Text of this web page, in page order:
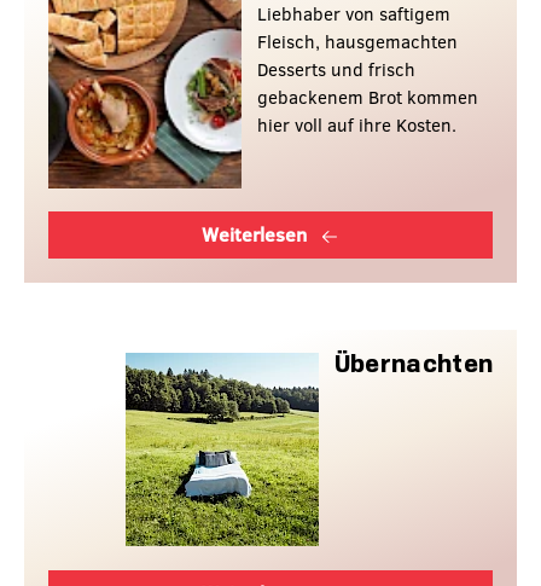
Liebhaber von saftigem
Fleisch, hausgemachten
Desserts und frisch
gebackenem Brot kommen
hier voll auf ihre Kosten.
Weiterlesen
Übernachten